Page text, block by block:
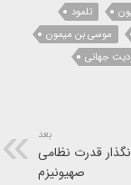
تلمود
موسی بن میمون
جهانی
بعد
قدرت نظامی
صهیونیزم